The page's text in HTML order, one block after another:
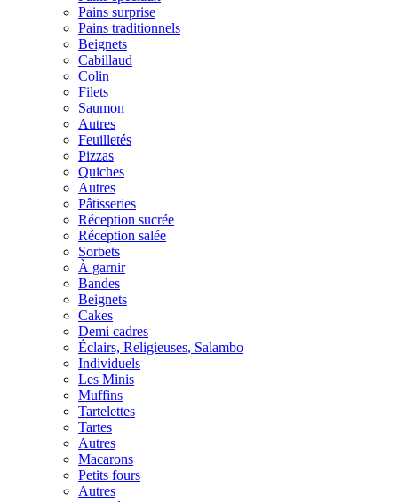
Pains surprise
Pains traditionnels
Beignets
Cabillaud
Colin
Filets
Saumon
Autres
Feuilletés
Pizzas
Quiches
Autres
Pâtisseries
Réception sucrée
Réception salée
Sorbets
À garnir
Bandes
Beignets
Cakes
Demi cadres
Éclairs, Religieuses, Salambo
Individuels
Les Minis
Muffins
Tartelettes
Tartes
Autres
Macarons
Petits fours
Autres